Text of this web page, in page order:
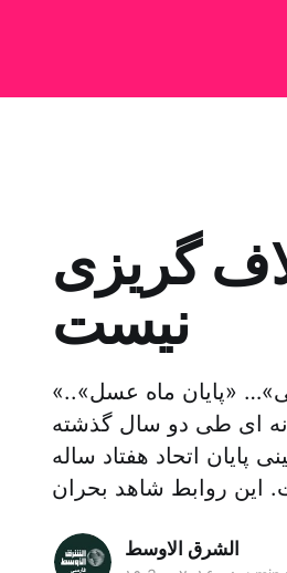
گریزی
نیست
«شکاف خوردن اتحاد»… «فروپاشی اتحاد»… «جدایی همیشگی»… «پایان ماه عسل»..
ای طی دو سال گذشته
پایان اتحاد هفتاد ساله
این روابط شاهد بحران
الشرق الاوسط